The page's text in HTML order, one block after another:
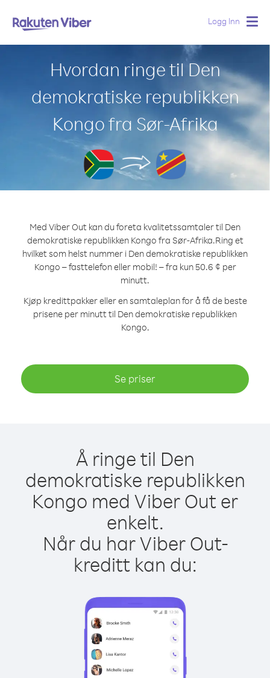
Logg Inn
Hvordan ringe til Den
demokratiske republikken
Kongo fra Sør-Afrika
Med Viber Out kan du foreta kvalitetssamtaler til Den
demokratiske republikken Kongo fra Sør-Afrika.Ring et
hvilket som helst nummer i Den demokratiske republikken
Kongo – fasttelefon eller mobil! – fra kun 50.6 ¢ per
minutt.
Kjøp kredittpakker eller en samtaleplan for å få de beste
prisene per minutt til Den demokratiske republikken
Kongo.
Se priser
Å ringe til Den
demokratiske republikken
Kongo med Viber Out er
enkelt.
Når du har Viber Out-
kreditt kan du: